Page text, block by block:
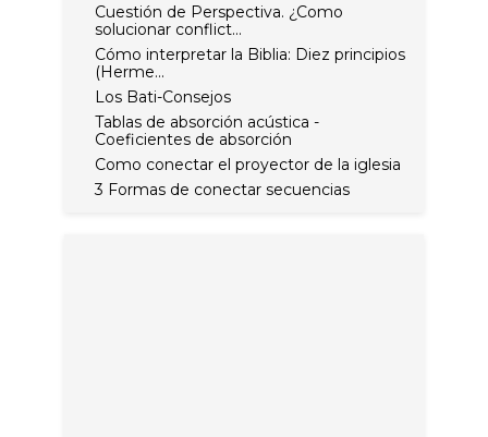
Cuestión de Perspectiva. ¿Como
solucionar conflict...
Cómo interpretar la Biblia: Diez principios
(Herme...
Los Bati-Consejos
Tablas de absorción acústica -
Coeficientes de absorción
Como conectar el proyector de la iglesia
3 Formas de conectar secuencias